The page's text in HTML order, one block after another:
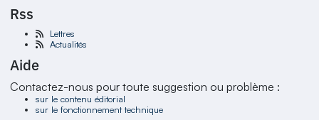
Rss
Lettres
Actualités
Aide
Contactez-nous pour toute suggestion ou problème :
sur le contenu éditorial
sur le fonctionnement technique